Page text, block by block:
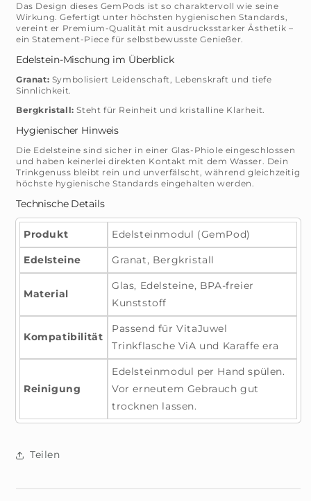
Das Design dieses GemPods ist so charaktervoll wie seine
Wirkung. Gefertigt unter höchsten hygienischen Standards,
vereint er Premium-Qualität mit ausdrucksstarker Ästhetik –
ein Statement-Piece für selbstbewusste Genießer.
Edelstein-Mischung im Überblick
Granat: Symbolisiert Leidenschaft, Lebenskraft und tiefe
Sinnlichkeit.
Bergkristall: Steht für Reinheit und kristalline Klarheit.
Hygienischer Hinweis
Die Edelsteine sind sicher in einer Glas-Phiole eingeschlossen
und haben keinerlei direkten Kontakt mit dem Wasser. Dein
Trinkgenuss bleibt rein und unverfälscht, während gleichzeitig
höchste hygienische Standards eingehalten werden.
Technische Details
Produkt Edelsteinmodul (GemPod)
Edelsteine Granat, Bergkristall
Material
Glas, Edelsteine, BPA-freier
Kunststoff
Kompatibilität
Passend für VitaJuwel
Trinkflasche ViA und Karaffe era
Reinigung
Edelsteinmodul per Hand spülen.
Vor erneutem Gebrauch gut
trocknen lassen.
Teilen